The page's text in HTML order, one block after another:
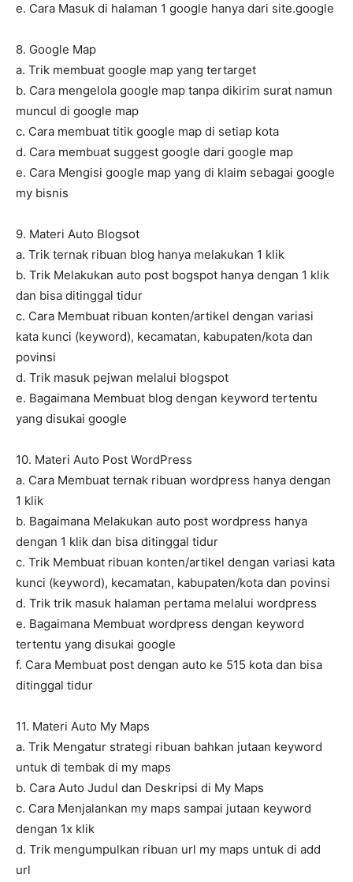
e. Cara Masuk di halaman 1 google hanya dari site.google
8. Google Map
a. Trik membuat google map yang tertarget
b. Cara mengelola google map tanpa dikirim surat namun
muncul di google map
c. Cara membuat titik google map di setiap kota
d. Cara membuat suggest google dari google map
e. Cara Mengisi google map yang di klaim sebagai google
my bisnis
9. Materi Auto Blogsot
a. Trik ternak ribuan blog hanya melakukan 1 klik
b. Trik Melakukan auto post bogspot hanya dengan 1 klik
dan bisa ditinggal tidur
c. Cara Membuat ribuan konten/artikel dengan variasi
kata kunci (keyword), kecamatan, kabupaten/kota dan
povinsi
d. Trik masuk pejwan melalui blogspot
e. Bagaimana Membuat blog dengan keyword tertentu
yang disukai google
10. Materi Auto Post WordPress
a. Cara Membuat ternak ribuan wordpress hanya dengan
1 klik
b. Bagaimana Melakukan auto post wordpress hanya
dengan 1 klik dan bisa ditinggal tidur
c. Trik Membuat ribuan konten/artikel dengan variasi kata
kunci (keyword), kecamatan, kabupaten/kota dan povinsi
d. Trik trik masuk halaman pertama melalui wordpress
e. Bagaimana Membuat wordpress dengan keyword
tertentu yang disukai google
f. Cara Membuat post dengan auto ke 515 kota dan bisa
ditinggal tidur
11. Materi Auto My Maps
a. Trik Mengatur strategi ribuan bahkan jutaan keyword
untuk di tembak di my maps
b. Cara Auto Judul dan Deskripsi di My Maps
c. Cara Menjalankan my maps sampai jutaan keyword
dengan 1x klik
d. Trik mengumpulkan ribuan url my maps untuk di add
url